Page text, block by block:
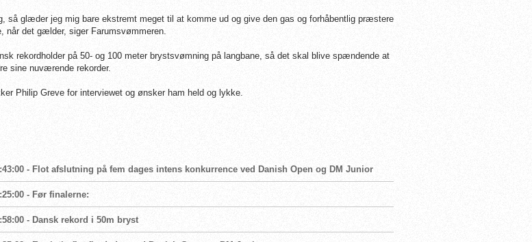
så glæder jeg mig bare ekstremt meget til at komme ud og give den gas og forhåbentlig præstere
når det gælder, siger Farumsvømmeren.
rekordholder på 50- og 100 meter brystsvømning på langbane, så det skal blive spændende at
sine nuværende rekorder.
Philip Greve for interviewet og ønsker ham held og lykke.
- Flot afslutning på fem dages intens konkurrence ved Danish Open og DM Junior
- Før finalerne:
- Dansk rekord i 50m bryst